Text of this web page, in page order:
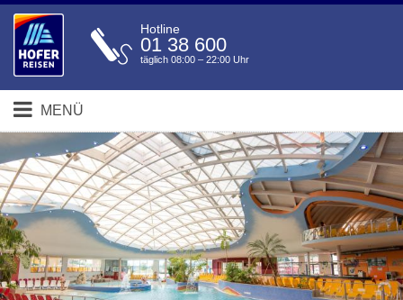
Hotline
01 38 600
täglich 08:00 – 22:00 Uhr
MENÜ